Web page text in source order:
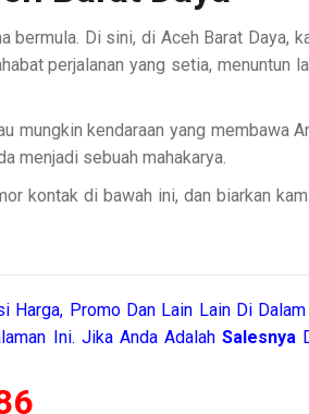
Di sini, di Aceh Barat Daya,
perjalanan yang setia, menuntun
mungkin kendaraan yang membawa
menjadi sebuah mahakarya.
kontak di bawah ini, dan biarkan
Harga, Promo Dan Lain Lain Di
Ini. Jika Anda AdalahSalesnya